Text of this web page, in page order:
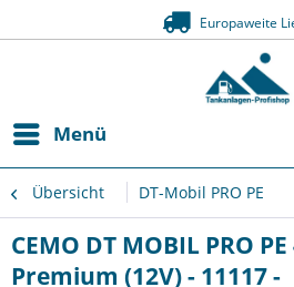
Europaweite
Menü
Übersicht DT-Mobil PRO PE
CEMO DT MOBIL PRO
Premium (12V) - 11117 -